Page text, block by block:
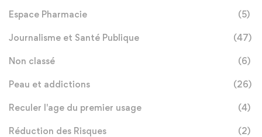
Espace Pharmacie (5)
Journalisme et Santé Publique (47)
Non classé (6)
Peau et addictions (26)
Reculer l'age du premier usage (4)
Réduction des Risques (2)